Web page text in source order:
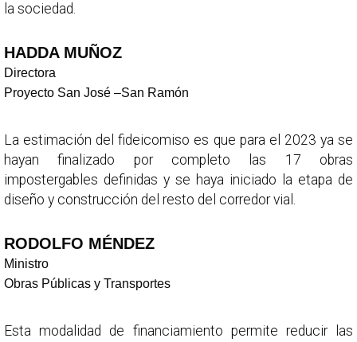
la sociedad.
HADDA MUÑOZ
Directora
Proyecto San José –San Ramón
La estimación del fideicomiso es que para el 2023 ya se
hayan finalizado por completo las 17 obras
impostergables definidas y se haya iniciado la etapa de
diseño y construcción del resto del corredor vial.
RODOLFO MÉNDEZ
Ministro
Obras Públicas y Transportes
Esta modalidad de financiamiento permite reducir las